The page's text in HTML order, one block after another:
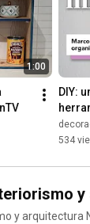
1:00
DIY:
534
y arquitectura